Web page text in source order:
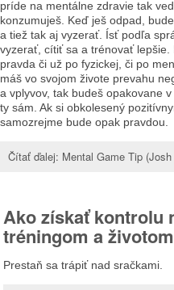
príde na mentálne zdravie tak
konzumuješ. Keď ješ odpad,
a tiež tak aj vyzerať. Ísť podľa
vyzerať, cítiť sa a trénovať lepšie.
pravda či už po fyzickej, či po
máš vo svojom živote prevahu
a vplyvov, tak budeš opakovane
ty sám. Ak si obkolesený
samozrejme bude opak pravdou.
Čítať ďalej: Mental Game Tip
Ako získať kontrolu
tréningom a životom
Prestaň sa trápiť nad sračkami.